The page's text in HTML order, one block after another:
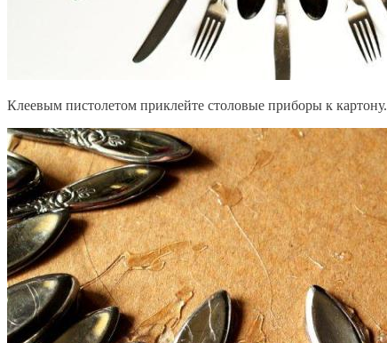
Клеевым пистолетом приклейте столовые приборы к картону.